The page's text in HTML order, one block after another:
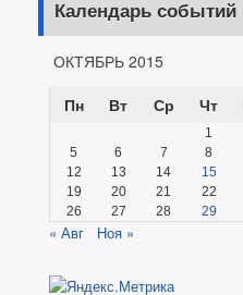
Календарь событий
ОКТЯБРЬ 2015
Пн
Вт Ср Чт
1
5
6 7 8
12
13 14 15
19
20 21 22
26
27 28 29
« Авг Ноя »